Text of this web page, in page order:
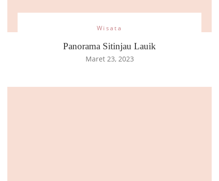
Wisata
Panorama Sitinjau Lauik
Maret 23, 2023